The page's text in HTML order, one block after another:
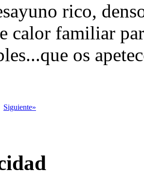
rico,
calor familiar
os
Siguiente»